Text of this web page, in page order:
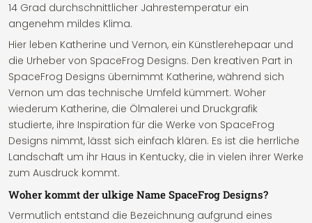
14 Grad durchschnittlicher Jahrestemperatur ein
angenehm mildes Klima.
Hier leben Katherine und Vernon, ein Künstlerehepaar und
die Urheber von SpaceFrog Designs. Den kreativen Part in
SpaceFrog Designs übernimmt Katherine, während sich
Vernon um das technische Umfeld kümmert. Woher
wiederum Katherine, die Ölmalerei und Druckgrafik
studierte, ihre Inspiration für die Werke von SpaceFrog
Designs nimmt, lässt sich einfach klären. Es ist die herrliche
Landschaft um ihr Haus in Kentucky, die in vielen ihrer Werke
zum Ausdruck kommt.
Woher kommt der ulkige Name SpaceFrog Designs?
Vermutlich entstand die Bezeichnung aufgrund eines